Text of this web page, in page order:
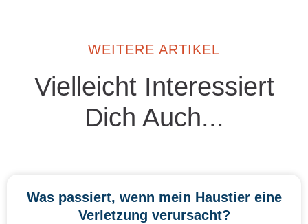
WEITERE ARTIKEL
Vielleicht Interessiert
Dich Auch...
Was passiert, wenn mein Haustier eine
Verletzung verursacht?